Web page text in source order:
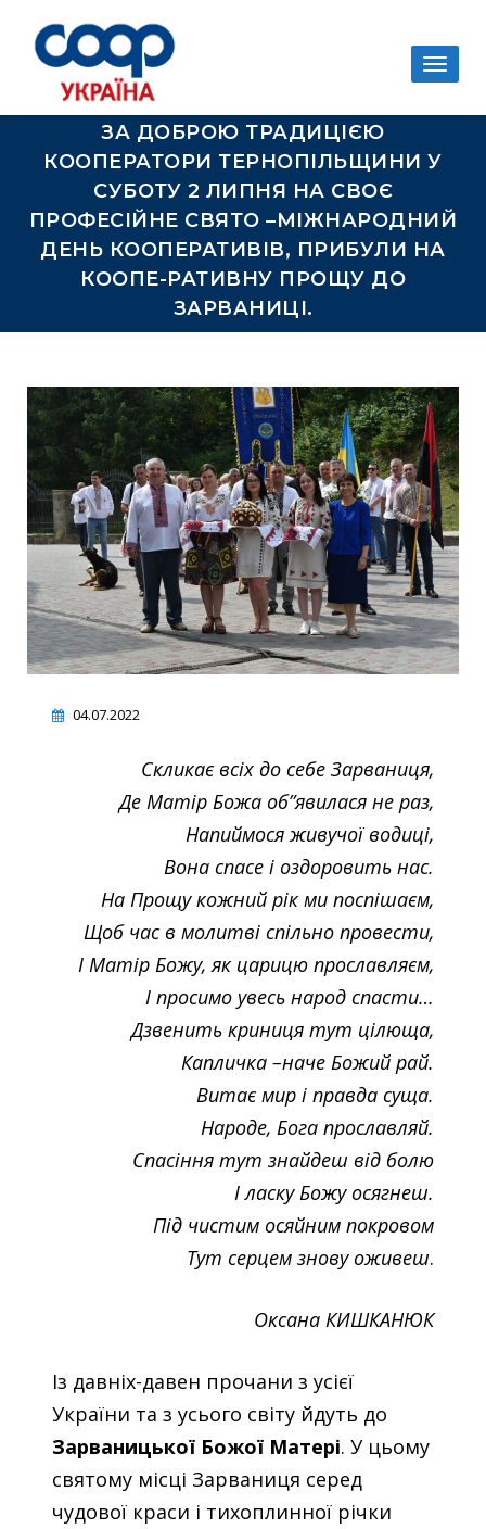
ЗА ДОБРОЮ ТРАДИЦІЄЮ
КООПЕРАТОРИ ТЕРНОПІЛЬЩИНИ У
СУБОТУ 2 ЛИПНЯ НА СВОЄ
ПРОФЕСІЙНЕ СВЯТО –МІЖНАРОДНИЙ
ДЕНЬ КООПЕРАТИВІВ, ПРИБУЛИ НА
КООПЕ-РАТИВНУ ПРОЩУ ДО
ЗАРВАНИЦІ.
04.07.2022
Скликає всіх до себе Зарваниця,
Де Матір Божа об”явилася не раз,
Напиймося живучої водиці,
Вона спасе і оздоровить нас.
На Прощу кожний рік ми поспішаєм,
Щоб час в молитві спільно провести,
І Матір Божу, як царицю прославляєм,
І просимо увесь народ спасти…
Дзвенить криниця тут цілюща,
Капличка –наче Божий рай.
Витає мир і правда суща.
Народе, Бога прославляй.
Спасіння тут знайдеш від болю
І ласку Божу осягнеш.
Під чистим осяйним покровом
Тут серцем знову оживеш.
Оксана КИШКАНЮК
Із давніх-давен прочани з усієї
України та з усього світу йдуть до
Зарваницької Божої Матері. У цьому
святому місці Зарваниця серед
чудової краси і тихоплинної річки